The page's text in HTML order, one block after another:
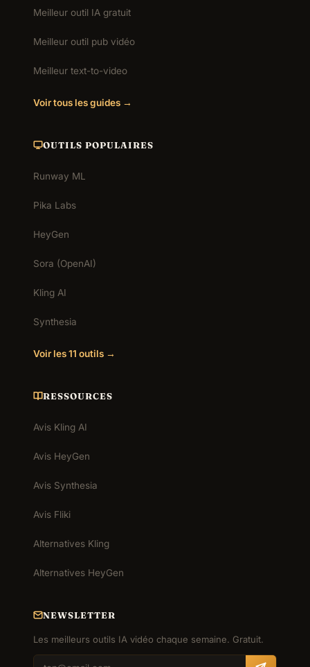
Meilleur outil IA gratuit
Meilleur outil pub vidéo
Meilleur text-to-video
Voir tous les guides →
OUTILS POPULAIRES
Runway ML
Pika Labs
HeyGen
Sora (OpenAI)
Kling AI
Synthesia
Voir les 11 outils →
RESSOURCES
Avis Kling AI
Avis HeyGen
Avis Synthesia
Avis Fliki
Alternatives Kling
Alternatives HeyGen
NEWSLETTER
Les meilleurs outils IA vidéo chaque semaine. Gratuit.